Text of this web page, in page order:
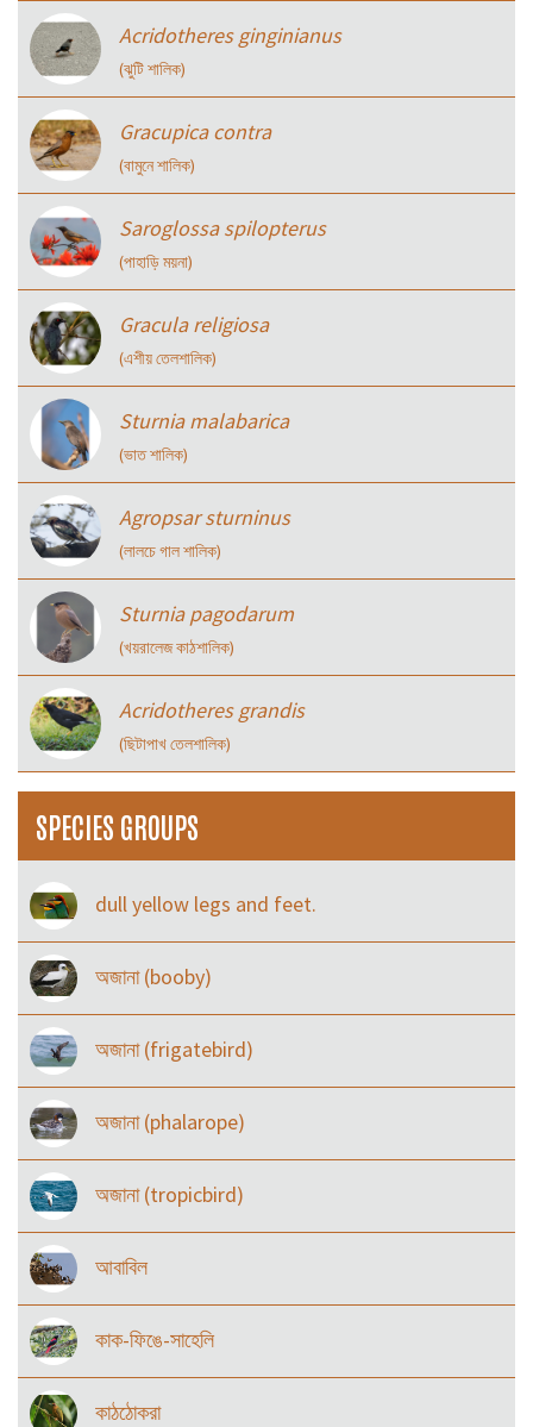
Acridotheres ginginianus
(ঝুটি শালিক)
Gracupica contra
(বামুনে শালিক)
Saroglossa spilopterus
(পাহাড়ি ময়না)
Gracula religiosa
(এশীয় তেলশালিক)
Sturnia malabarica
(ভাত শালিক)
Agropsar sturninus
(লালচে গাল শালিক)
Sturnia pagodarum
(খয়রালেজ কাঠশালিক)
Acridotheres grandis
(ছিটাপাখ তেলশালিক)
SPECIES GROUPS
dull yellow legs and feet.
অজানা (booby)
অজানা (frigatebird)
অজানা (phalarope)
অজানা (tropicbird)
আবাবিল
কাক-ফিঙে-সাহেলি
কাঠঠোকরা